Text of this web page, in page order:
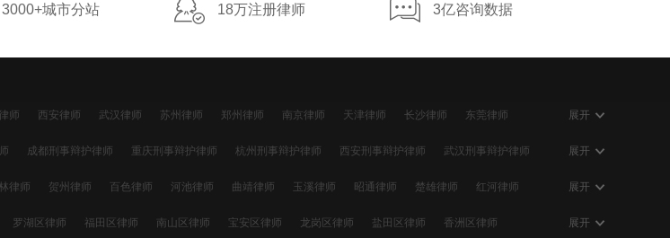
3000+城市分站 18万注册律师 3亿咨询数据
师 西安律师 武汉律师 苏州律师 郑州律师 南京律师 天津律师 长沙律师
东莞律师
展开
成都刑事辩护律师 重庆刑事辩护律师 杭州刑事辩护律师 西安刑事辩护律师
武汉刑事辩护律师
师 南昌刑事辩护律师 哈尔滨刑事辩护律师
展开
律师 贺州律师 百色律师 河池律师 曲靖律师 玉溪律师 昭通律师 楚雄律师
红河律师
展开
罗湖区律师 福田区律师 南山区律师 宝安区律师 龙岗区律师 盐田区律师 香洲区律师 展开